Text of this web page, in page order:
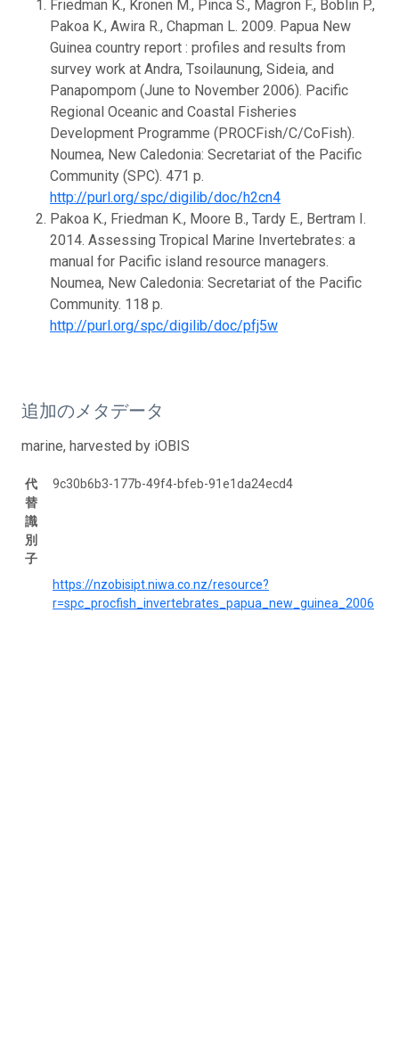
Friedman K., Kronen M., Pinca S., Magron F., Boblin P.,
Pakoa K., Awira R., Chapman L. 2009. Papua New
Guinea country report : profiles and results from
survey work at Andra, Tsoilaunung, Sideia, and
Panapompom (June to November 2006). Pacific
Regional Oceanic and Coastal Fisheries
Development Programme (PROCFish/C/CoFish).
Noumea, New Caledonia: Secretariat of the Pacific
Community (SPC). 471 p.
http://purl.org/spc/digilib/doc/h2cn4
Pakoa K., Friedman K., Moore B., Tardy E., Bertram I.
2014. Assessing Tropical Marine Invertebrates: a
manual for Pacific island resource managers.
Noumea, New Caledonia: Secretariat of the Pacific
Community. 118 p.
http://purl.org/spc/digilib/doc/pfj5w
追加のメタデータ
marine, harvested by iOBIS
代
替
識
別
子
9c30b6b3-177b-49f4-bfeb-91e1da24ecd4
https://nzobisipt.niwa.co.nz/resource?
r=spc_procfish_invertebrates_papua_new_guinea_2006